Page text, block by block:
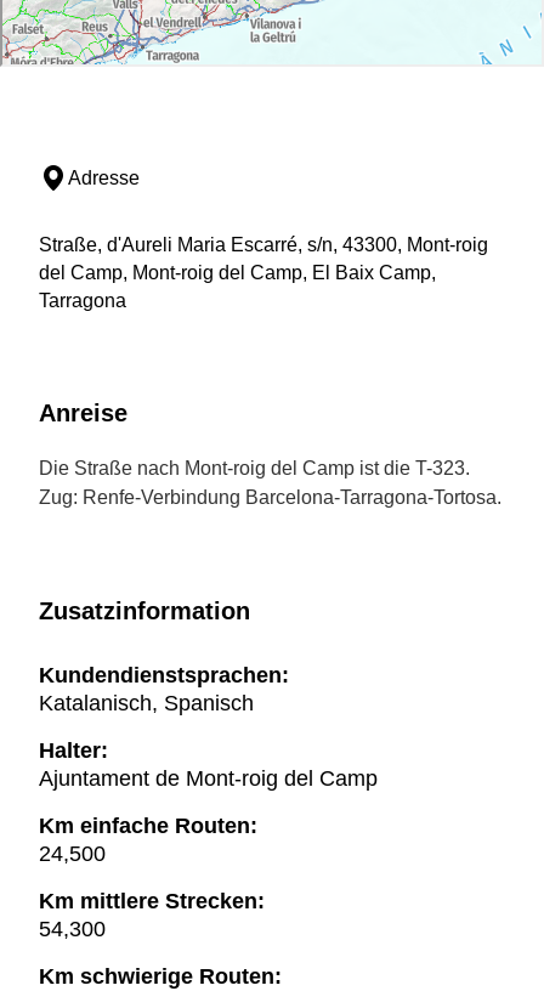
Adresse
Straße, d'Aureli Maria Escarré, s/n, 43300, Mont-roig
del Camp, Mont-roig del Camp, El Baix Camp,
Tarragona
Anreise
Die Straße nach Mont-roig del Camp ist die T-323.
Zug: Renfe-Verbindung Barcelona-Tarragona-Tortosa.
Zusatzinformation
Kundendienstsprachen:
Katalanisch, Spanisch
Halter:
Ajuntament de Mont-roig del Camp
Km einfache Routen:
24,500
Km mittlere Strecken:
54,300
Km schwierige Routen: